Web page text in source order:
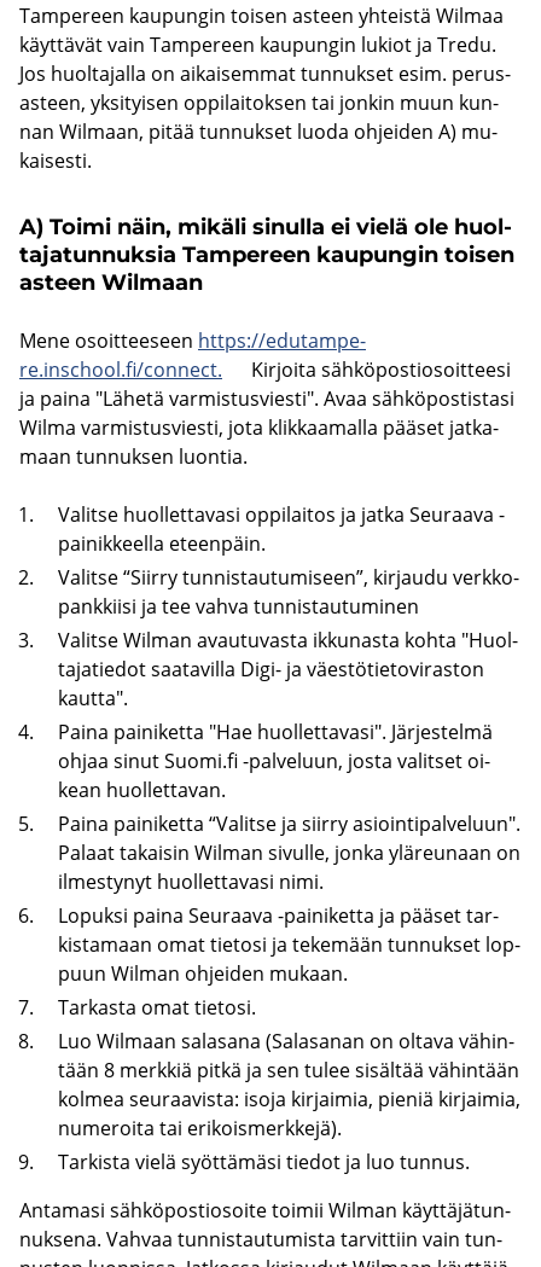
Tam­pe­reen kau­pun­gin toi­sen as­teen yh­teis­tä Wilmaa
käyt­tä­vät vain Tam­pe­reen kau­pun­gin lu­kiot ja Tredu.
Jos huol­ta­jal­la on ai­kai­sem­mat tun­nuk­set esim. pe­rus­
as­teen, yk­si­tyi­sen op­pi­lai­tok­sen tai jon­kin muun kun­
nan Wilmaan, pitää tun­nuk­set luoda oh­jei­den A) mu­
kai­ses­ti.
A) Toimi näin, mi­kä­li si­nul­la ei vielä ole huol­
ta­ja­tun­nuk­sia Tam­pe­reen kau­pun­gin toi­sen
as­teen Wilmaan
Mene osoit­tee­seen https://edu­tam­pe­
re.inschool.fi/con­nect.
Kir­joi­ta säh­kö­pos­tio­soit­tee­si
ja paina "Lä­he­tä var­mis­tus­vies­ti". Avaa säh­kö­pos­tis­ta­si
Wilma var­mis­tus­vies­ti, jota klik­kaa­mal­la pää­set jat­ka­
maan tun­nuk­sen luon­tia.
Va­lit­se huol­let­ta­va­si op­pi­lai­tos ja jatka Seu­raa­va -​
painikkeella eteen­päin.
Va­lit­se “Siir­ry tun­nis­tau­tu­mi­seen”, kir­jau­du verk­ko­
pank­kii­si ja tee vahva tun­nis­tau­tu­mi­nen
Va­lit­se Wilman avau­tu­vas­ta ik­ku­nas­ta kohta "Huol­
ta­ja­tie­dot saa­ta­vil­la Digi- ja väes­tö­tie­to­vi­ras­ton
kaut­ta".
Paina pai­ni­ket­ta "Hae huol­let­ta­va­si". Jär­jes­tel­mä
ohjaa sinut Suomi.fi -​palveluun, josta va­lit­set oi­
kean huol­let­ta­van.
Paina pai­ni­ket­ta “Va­lit­se ja siir­ry asioin­ti­pal­ve­luun".
Pa­laat ta­kai­sin Wilman si­vul­le, jonka ylä­reu­naan on
il­mes­ty­nyt huol­let­ta­va­si nimi.
Lo­puk­si paina Seu­raa­va -​painiketta ja pää­set tar­
kis­ta­maan omat tie­to­si ja te­ke­mään tun­nuk­set lop­
puun Wilman oh­jei­den mu­kaan.
Tar­kas­ta omat tie­to­si.
Luo Wilmaan sa­la­sa­na (Sa­la­sa­nan on ol­ta­va vä­hin­
tään 8 merk­kiä pitkä ja sen tulee si­säl­tää vä­hin­tään
kol­mea seu­raa­vis­ta: isoja kir­jai­mia, pie­niä kir­jai­mia,
nu­me­roi­ta tai eri­kois­merk­ke­jä).
Tar­kis­ta vielä syöt­tä­mä­si tie­dot ja luo tun­nus.
An­ta­ma­si säh­kö­pos­tio­soi­te toi­mii Wilman käyt­tä­jä­tun­
nuk­se­na. Vah­vaa tun­nis­tau­tu­mis­ta tar­vit­tiin vain tun­